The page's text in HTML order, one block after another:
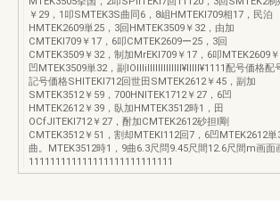
￥29，1叩SMTEK3S曲同6，8岨HMTEKI709相17，民泊
HMTEK2609単25，3回HMTEK3509￥32，由加
CMTEKI709￥17，6叩CMTEK2609ー25，3回
CMTEK3509￥32，制加MrEKI709￥17，6叩MTEK2609
凹MTEK3509単32，副lOIllilllllllllllll¥IIIII¥1111配号価格配
記号価格SHITEKI712回世田SMTEK2612￥45，副加
SMTEK3512￥59，700HNlTEK1712￥27，6凹
HMTEK2612￥39，臥加HMTEK3512時1，田
OCfJITEKI712￥27，酎加CMTEK2612砂担l剛
CMTEK3512￥51，割却MTEKI112回7，6凹MTEK2612単
曲。MTEK3512時1，9曲6.3尺問9.45尺間12.6尺間m画面
111111111111111111111111111